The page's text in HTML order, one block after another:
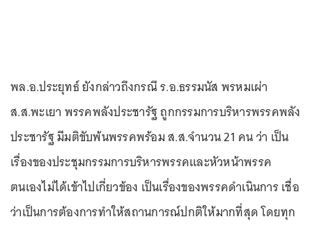
พล.อ.ประยุทธ์ ยังกล่าวถึงกรณี ร.อ.ธรรมนัส พรหมเผ่า
ส.ส.พะเยา พรรคพลังประชารัฐ ถูกกรรมการบริหารพรรคพลัง
ประชารัฐ มีมติขับพ้นพรรคพร้อม ส.ส.จำนวน 21 คน ว่า เป็น
เรื่องของประชุมกรรมการบริหารพรรคและหัวหน้าพรรค
ตนเองไม่ได้เข้าไปเกี่ยวข้อง เป็นเรื่องของพรรคดำเนินการ เชื่อ
ว่าเป็นการต้องการทำให้สถานการณ์ปกติให้มากที่สุด โดยทุก